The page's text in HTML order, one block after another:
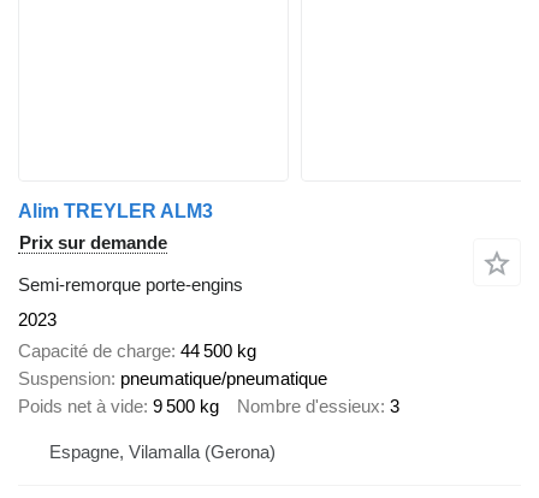
Alim TREYLER ALM3
Prix sur demande
Semi-remorque porte-engins
2023
Capacité de charge 44 500 kg
Suspension pneumatique/pneumatique
Poids net à vide 9 500 kg Nombre d'essieux 3
Espagne, Vilamalla (Gerona)